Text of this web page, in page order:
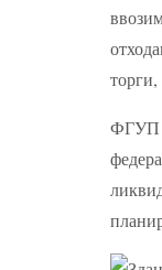
ФГУП